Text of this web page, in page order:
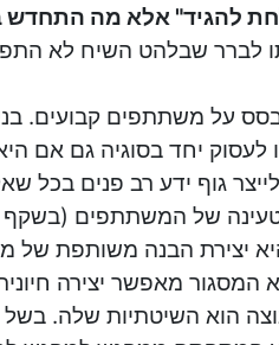
להגיד" אלא מה התחדש
לברר שבלהט השיח לא
על משתתפים קבועים.
יחד בסוגיה גם אם
גוף ידע רב פנים בכל
של המשתתפים (בשקף
יצירת הבנה משותפת של
מאפשר יצירה
הוא השיטתיות שלה.